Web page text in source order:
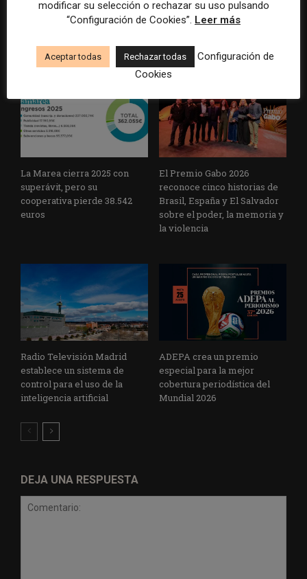
La Universidad CEU
Cardenal Herrera presenta
informar sobre el suicidio
Paul Krugman alerta del
avance de los
medios y las plataformas
La Marea cierra 2025 con
superávit, pero su
cooperativa pierde 38.542
euros
El Premio Gabo 2026
reconoce cinco historias de
Brasil, España y El Salvador
sobre el poder, la memoria y
la violencia
Radio Televisión Madrid
establece un sistema de
control para el uso de la
inteligencia artificial
ADEPA crea un premio
especial para la mejor
cobertura periodística del
Mundial 2026
DEJA UNA RESPUESTA
modificar su selección o rechazar su uso pulsando
“Configuración de Cookies”. Leer más
Aceptar todas Rechazar todas
Configuración de
Cookies